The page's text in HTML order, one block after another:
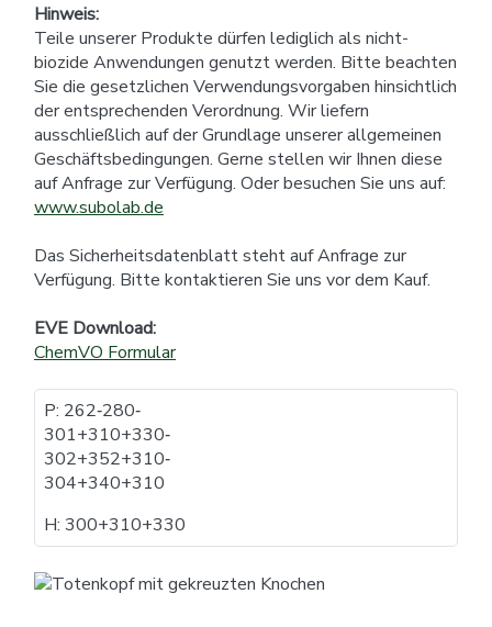
Hinweis:
Teile unserer Produkte dürfen lediglich als nicht-
biozide Anwendungen genutzt werden. Bitte beachten
Sie die gesetzlichen Verwendungsvorgaben hinsichtlich
der entsprechenden Verordnung. Wir liefern
ausschließlich auf der Grundlage unserer allgemeinen
Geschäftsbedingungen. Gerne stellen wir Ihnen diese
auf Anfrage zur Verfügung. Oder besuchen Sie uns auf:
www.subolab.de
Das Sicherheitsdatenblatt steht auf Anfrage zur
Verfügung. Bitte kontaktieren Sie uns vor dem Kauf.
EVE Download:
ChemVO Formular
P: 262​‐​280​‐​
301+310+330​‐​
302+352+310​‐​
304+340+310
H: 300+310+330